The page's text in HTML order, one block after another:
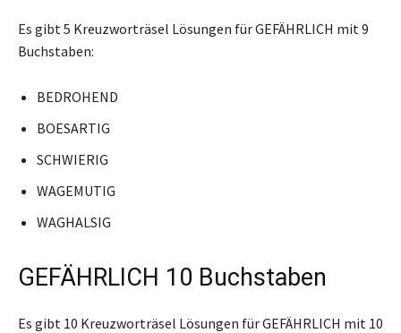
Es gibt 5 Kreuzworträsel Lösungen für GEFÄHRLICH mit 9
Buchstaben:
BEDROHEND
BOESARTIG
SCHWIERIG
WAGEMUTIG
WAGHALSIG
GEFÄHRLICH 10 Buchstaben
Es gibt 10 Kreuzworträsel Lösungen für GEFÄHRLICH mit 10